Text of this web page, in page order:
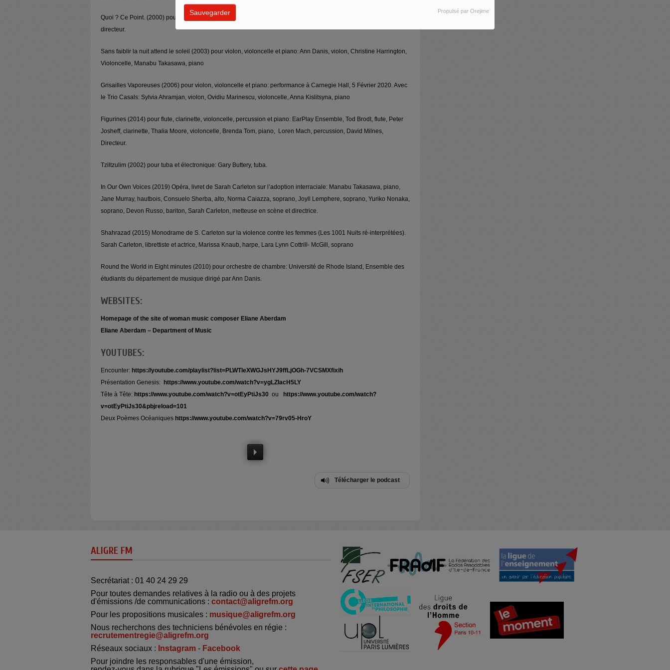
Sauvegarder Propulsé par Orejime
Quoi ? Ce Point. (2000) pour violon, violoncelle et piano. Ensemble InterContemporain, David Robertson,
directeur.
Sans faiblir la nuit attend le soleil (2003) pour violon, violoncelle et piano: Ann Danis, violon, Christine Harrington,
Violoncelle, Manabu Takasawa, piano
Grisailles Vaporeuses (2006) pour violon, violoncelle et piano: performance à Carnegie Hall, 5 Février 2020. Avec
le Trio Casals: Sylvia Ahramjan, violon, Ovidiu Marinescu, violoncelle, Anna Kislitsyna, piano
Figurines (2014) pour flute, clarinette, violoncelle, percussion et piano: EarPlay Ensemble, Tod Brodt, flute, Peter
Josheff, clarinette, Thalia Moore, violoncelle, Brenda Tom, piano, Loren Mach, percussion, David Milnes,
Directeur.
Tziltzulim (2002) pour tuba et électronique: Gary Buttery, tuba.
In Our Own Voices (2019) Opéra, livret de Sarah Carleton sur l’adoption interraciale: Manabu Takasawa, piano,
Jane Murray, hautbois, Consuelo Sherba, alto, Norma Caiazza, soprano, Joyll Lemphere, soprano, Yuriko Nonaka,
soprano, Devon Russo, bariton, Sarah Carleton, metteuse en scène et directrice.
Shahrazad (2015) Monodrame de S. Carleton sur la violence contre les femmes (Les 1001 Nuits ré-interprétées).
Sarah Carleton, librettiste et actrice, Marissa Knaub, harpe, Lara Lynn Cottrill- McGill, soprano
Round the World in Eight minutes (2010) pour orchestre de chambre: Université de Rhode Island, Ensemble des
étudiants du département de musique dirigé par Ann Danis.
WEBSITES:
Homepage of the site of woman music composer Eliane Aberdam
Eliane Aberdam – Department of Music
YOUTUBES:
Encounter: https://youtube.com/playlist?list=PLWTleXWGJsHYJ9ffLjOGh-7VCSMXfixih
Présentation Genesis: https://www.youtube.com/watch?v=ygLZIacH5LY
Tête à Tête: https://www.youtube.com/watch?v=otEyPtiJs30 ou
https://www.youtube.com/watch?
v=otEyPtiJs30&pbjreload=101
Deux Poèmes Océaniques https://www.youtube.com/watch?v=79rv05-HroY
Télécharger le podcast
ALIGRE FM
Secrétariat : 01 40 24 29 29
Pour toutes demandes relatives à la radio ou à des projets
d'émissions /de communications : contact@aligrefm.org
Pour les propositions musicales : musique@aligrefm.org
Nous recherchons des techniciens bénévoles en régie :
recrutementregie@aligrefm.org
Réseaux sociaux : Instagram - Facebook
Pour joindre les responsables d'une émission,